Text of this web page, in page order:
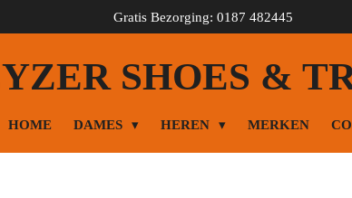
Gratis Bezorging: 0187 482445
SHOES &
HOME DAMES HEREN MERKEN